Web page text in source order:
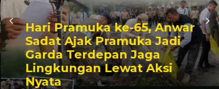
Hari Pramuka ke-65, Anwar
Sadat Ajak Pramuka Jadi
Garda Terdepan Jaga
Lingkungan Lewat Aksi
Nyata